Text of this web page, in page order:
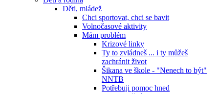
Děti, mládež
Chci sportovat, chci se bavit
Volnočasové aktivity
Mám problém
Krizové linky
Ty to zvládneš ... i ty můžeš
zachránit život
Šikana ve škole - "Nenech to být"
NNTB
Potřebuji pomoc hned